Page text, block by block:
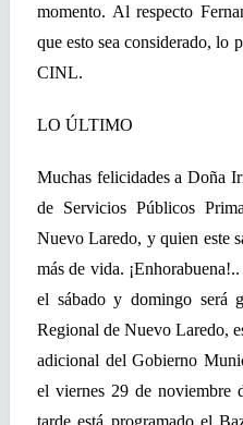
momento. Al respecto
que esto sea considerado, lo
CINL.
LO ÚLTIMO
Muchas felicidades a Doña
de Servicios Públicos
Nuevo Laredo, y quien este
más de vida.
el sábado y domingo será
Regional de Nuevo Laredo,
adicional del Gobierno
el viernes 29 de noviembre
tarde está programado el